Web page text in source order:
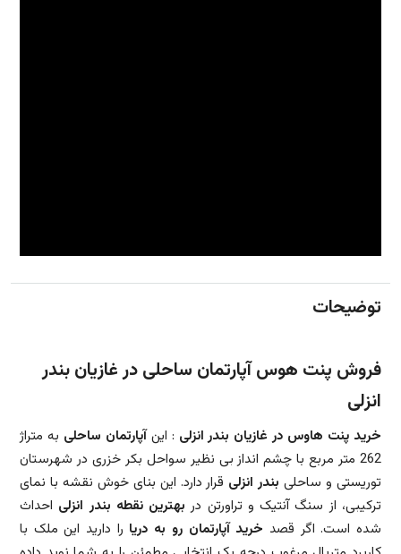
توضیحات
فروش پنت هوس آپارتمان ساحلی در غازیان بندر
انزلی
خرید پنت هاوس در غازیان بندر انزلی : اینآپارتمان ساحلی به متراژ
262 متر مربع با چشم انداز بی نظیر سواحل بکر خزری در شهرستان
توریستی و ساحلی بندر انزلی قرار دارد. این بنای خوش نقشه با نمای
ترکیبی، از سنگ آنتیک و تراورتن دربهترین نقطه بندر انزلی احداث
شده است. اگر قصد خرید آپارتمان رو به دریا را دارید این ملک با